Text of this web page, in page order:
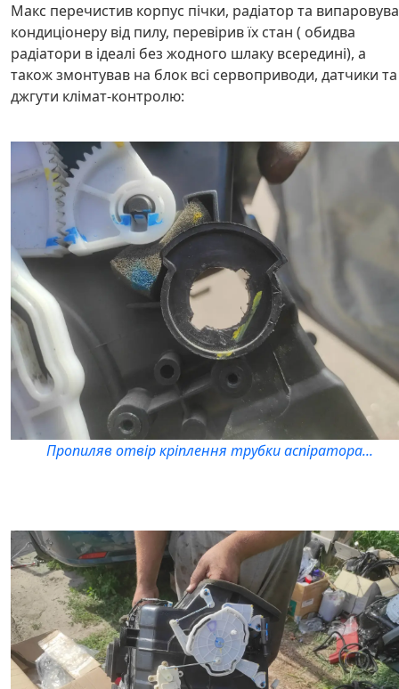
Макс перечистив корпус пічки, радіатор та
кондиціонеру від пилу, перевірив їх стан ( обидва
радіатори в ідеалі без жодного шлаку всередині), а
також змонтував на блок всі сервоприводи, датчики та
джгути клімат-контролю:
Пропиляв отвір кріплення трубки аспіратора...